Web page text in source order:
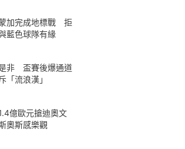
加完成地標戰 拒
藍色球隊有緣
非 盃賽後爆通道
流浪漢」
億歐元搶迪奧文
奧斯感樂觀